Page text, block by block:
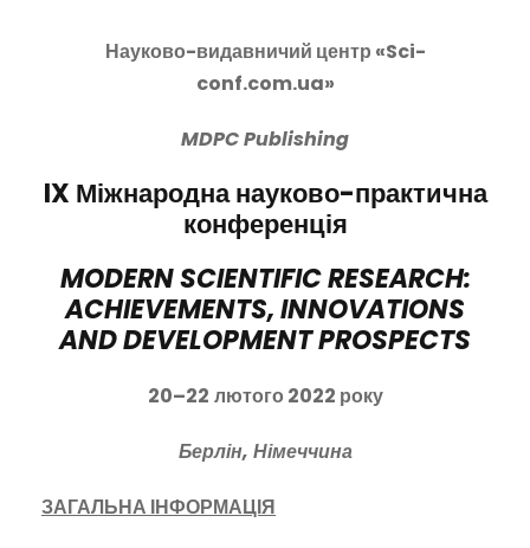
Науково-видавничий центр «Sci-
conf.com.ua»
MDPCPublishing
IX Міжнародна науково-практична
конференція
MODERN SCIENTIFIC RESEARCH:
ACHIEVEMENTS, INNOVATIONS
AND DEVELOPMENT PROSPECTS
20–22 лютого 2022 року
Берлін, Німеччина
ЗАГАЛЬНА ІНФОРМАЦІЯ